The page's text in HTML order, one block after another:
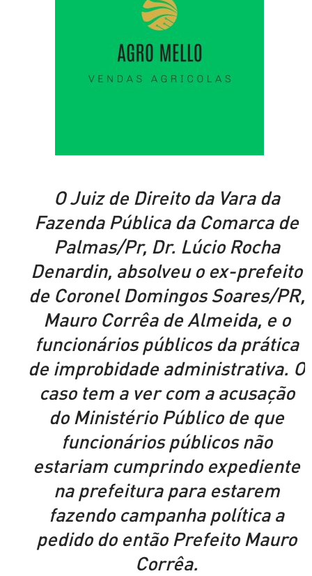
O Juiz de Direito da Vara da
Fazenda Pública da Comarca de
Palmas/Pr, Dr. Lúcio Rocha
Denardin, absolveu o ex-prefeito
de Coronel Domingos Soares/PR,
Mauro Corrêa de Almeida, e o
funcionários públicos da prática
de improbidade administrativa. O
caso tem a ver com a acusação
do Ministério Público de que
funcionários públicos não
estariam cumprindo expediente
na prefeitura para estarem
fazendo campanha política a
pedido do então Prefeito Mauro
Corrêa.